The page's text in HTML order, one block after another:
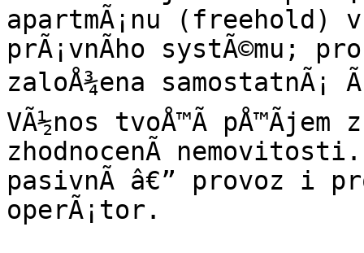
apartmÃ¡nu (freehold) v
prÃ¡vnÃ­ho systÃ©mu;
zaloÅ¾ena samostatnÃ¡
VÃ½nos tvoÅ™Ã­
zhodnocenÃ­
pasivnÃ­ â€” provoz i
operÃ¡tor.